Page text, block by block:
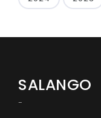
SALANGO
-